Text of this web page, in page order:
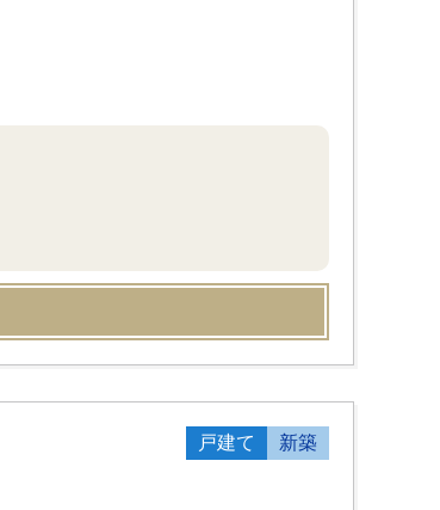
戸建て 新築